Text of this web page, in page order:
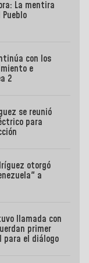
La mentira
con los
e
2
se reunió
para
otorgó
a
llamada con
primer
para el diálogo